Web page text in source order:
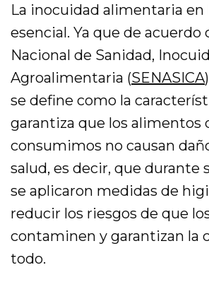
La inocuidad alimentaria en
esencial. Ya que de acuerdo
Nacional de Sanidad,
Agroalimentaria (SENASICA
se define como la
garantiza que los alimentos
consumimos no causan
salud, es decir, que durante
se aplicaron medidas de
reducir los riesgos de que
contaminen y garantizan la
todo.